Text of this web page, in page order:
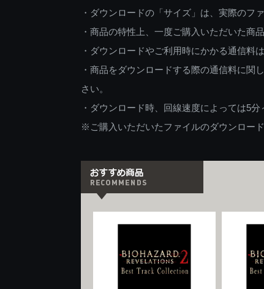
・ダウンロードの「サイズ」は、実際のフ
・商品の特性上、一度ご購入いただいた商
・ダウンロードやご利用時にかかる通信料
・商品をダウンロードする際の通信料に関
さい。
・ダウンロード時、回線速度によっては5
※ご購入いただいたファイルのダウンロー